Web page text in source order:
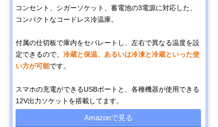
コンセント、シガーソケット、蓄電池の3電源に対応した、
コンパクトなコードレス冷温庫。
付属の仕切板で庫内をセパレートし、左右で異なる温度を設
定できるので、 冷蔵と保温、あるいは冷凍と冷蔵といった使
い方が可能です。
スマホの充電ができるUSBポートと、各種機器が使用できる
12V出力ソケットを搭載してます。
Amazonで見る